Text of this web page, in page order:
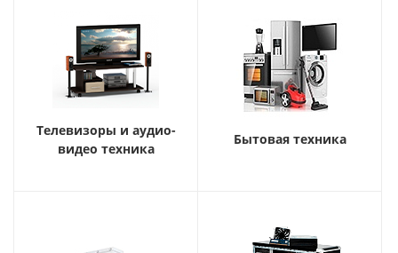
Телевизоры и аудио-
видео техника
Бытовая техника